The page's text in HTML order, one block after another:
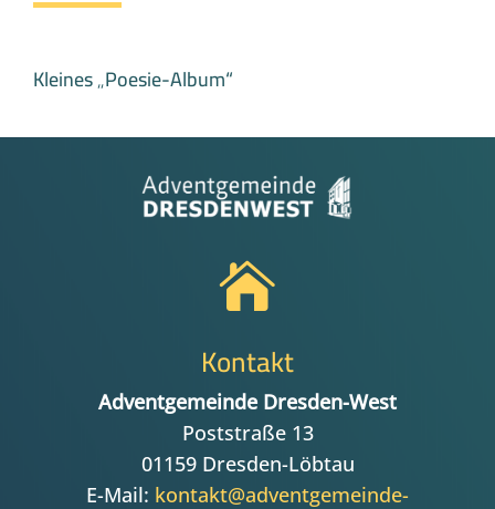
Kleines „Poesie-Album“

Kontakt
Adventgemeinde Dresden-West
Poststraße 13
01159 Dresden-Löbtau
E-Mail: kontakt@adventgemeinde-